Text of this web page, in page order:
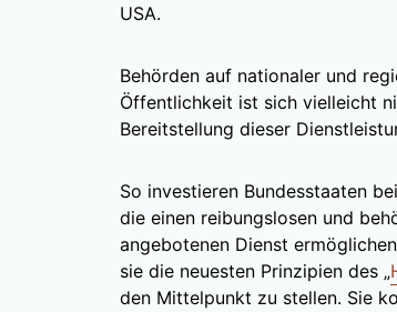
USA.
Behörden auf nationaler und
Öffentlichkeit ist sich vielleicht
Bereitstellung dieser
So investieren Bundesstaaten
die einen reibungslosen und
angebotenen Dienst
sie die neuesten Prinzipien des „
den Mittelpunkt zu stellen. Sie